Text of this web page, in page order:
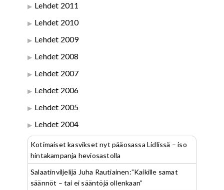
Lehdet 2011
Lehdet 2010
Lehdet 2009
Lehdet 2008
Lehdet 2007
Lehdet 2006
Lehdet 2005
Lehdet 2004
Kotimaiset kasvikset nyt pääosassa Lidlissä – iso
hintakampanja heviosastolla
Salaatinviljelijä Juha Rautiainen:”Kaikille samat
säännöt – tai ei sääntöjä ollenkaan”